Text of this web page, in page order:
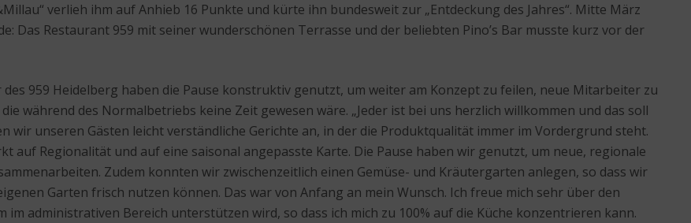
verlieh ihm auf Anhieb 16 Punkte und kürte ihn bundesweit zur „Entdeckung des Jahres“. Mitte März
Das Restaurant 959 mit seiner wunderschönen Terrasse und der beliebten Pino’s Bar musste kurz vor der
959 Heidelberg haben die Pause konstruktiv genutzt, um weiter am Konzept zu feilen, neue Mitarbeiter zu
während des Normalbetriebs keine Zeit gewesen wäre. „Jeder ist bei uns herzlich willkommen und das soll
wir unseren Gästen leicht verständliche Gerichte an, in der die Produktqualität immer im Vordergrund steht.
auf Regionalität und auf eine saisonal angepasste Karte. Die Pause haben wir genutzt, um neue, regionale
Zudem konnten wir zwischenzeitlich einen Gemüse- und Kräutergarten anlegen, so dass wir
Garten frisch nutzen können. Das war von Anfang an mein Wunsch. Ich freue mich sehr über den
administrativen Bereich unterstützen wird, so dass ich mich zu 100% auf die Küche konzentrieren kann.